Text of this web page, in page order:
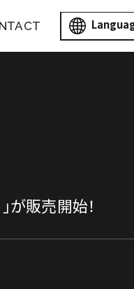
が販売開始！